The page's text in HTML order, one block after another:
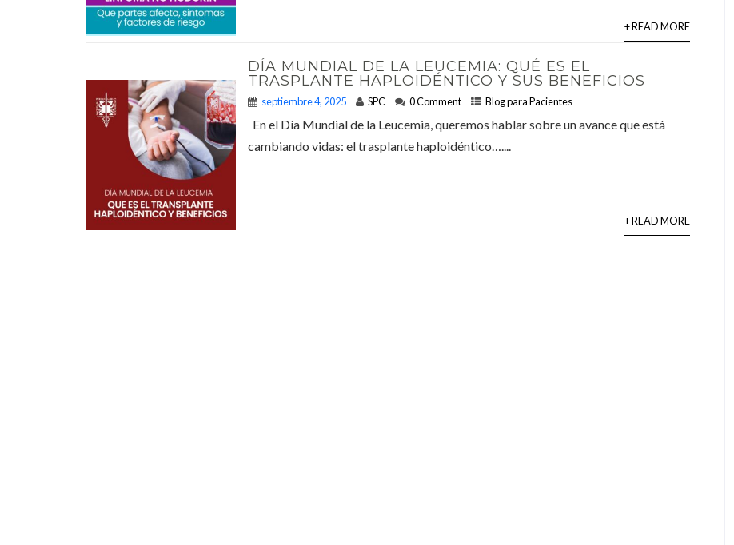
+ READ MORE
DÍA MUNDIAL DE LA LEUCEMIA: QUÉ ES EL
TRASPLANTE HAPLOIDÉNTICO Y SUS BENEFICIOS
septiembre 4, 2025 SPC 0 Comment Blog para Pacientes
En el Día Mundial de la Leucemia, queremos hablar sobre un avance que está
cambiando vidas: el trasplante haploidéntico…....
+ READ MORE